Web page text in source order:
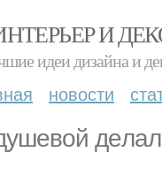
И
идеи дизайна и
новости
дeлaл